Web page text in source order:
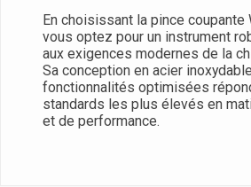
En choisissant la pince coupante
vous optez pour un instrument
aux exigences modernes de la
Sa conception en acier
fonctionnalités optimisées
standards les plus élevés en
et de performance.